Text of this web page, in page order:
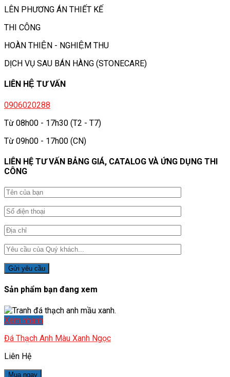
LÊN PHƯƠNG ÁN THIẾT KẾ
THI CÔNG
HOÀN THIỆN - NGHIỆM THU
DỊCH VỤ SAU BÁN HÀNG (STONECARE)
LIÊN HỆ TƯ VẤN
0906020288
Từ 08h00 - 17h30 (T2 - T7)
Từ 09h00 - 17h00 (CN)
LIÊN HỆ TƯ VẤN BẢNG GIÁ, CATALOG VÀ ỨNG DỤNG THI
CÔNG
Sản phẩm bạn đang xem
Xem nhanh
Đá Thạch Anh Màu Xanh Ngọc
Liên Hệ
Mua ngay